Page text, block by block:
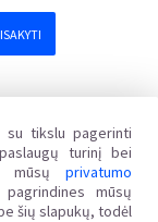
su tikslu pagerinti
turinį bei
mūsų privatumo
mūsų
šių slapukų, todėl